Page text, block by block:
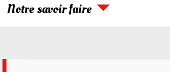
Notre savoir faire